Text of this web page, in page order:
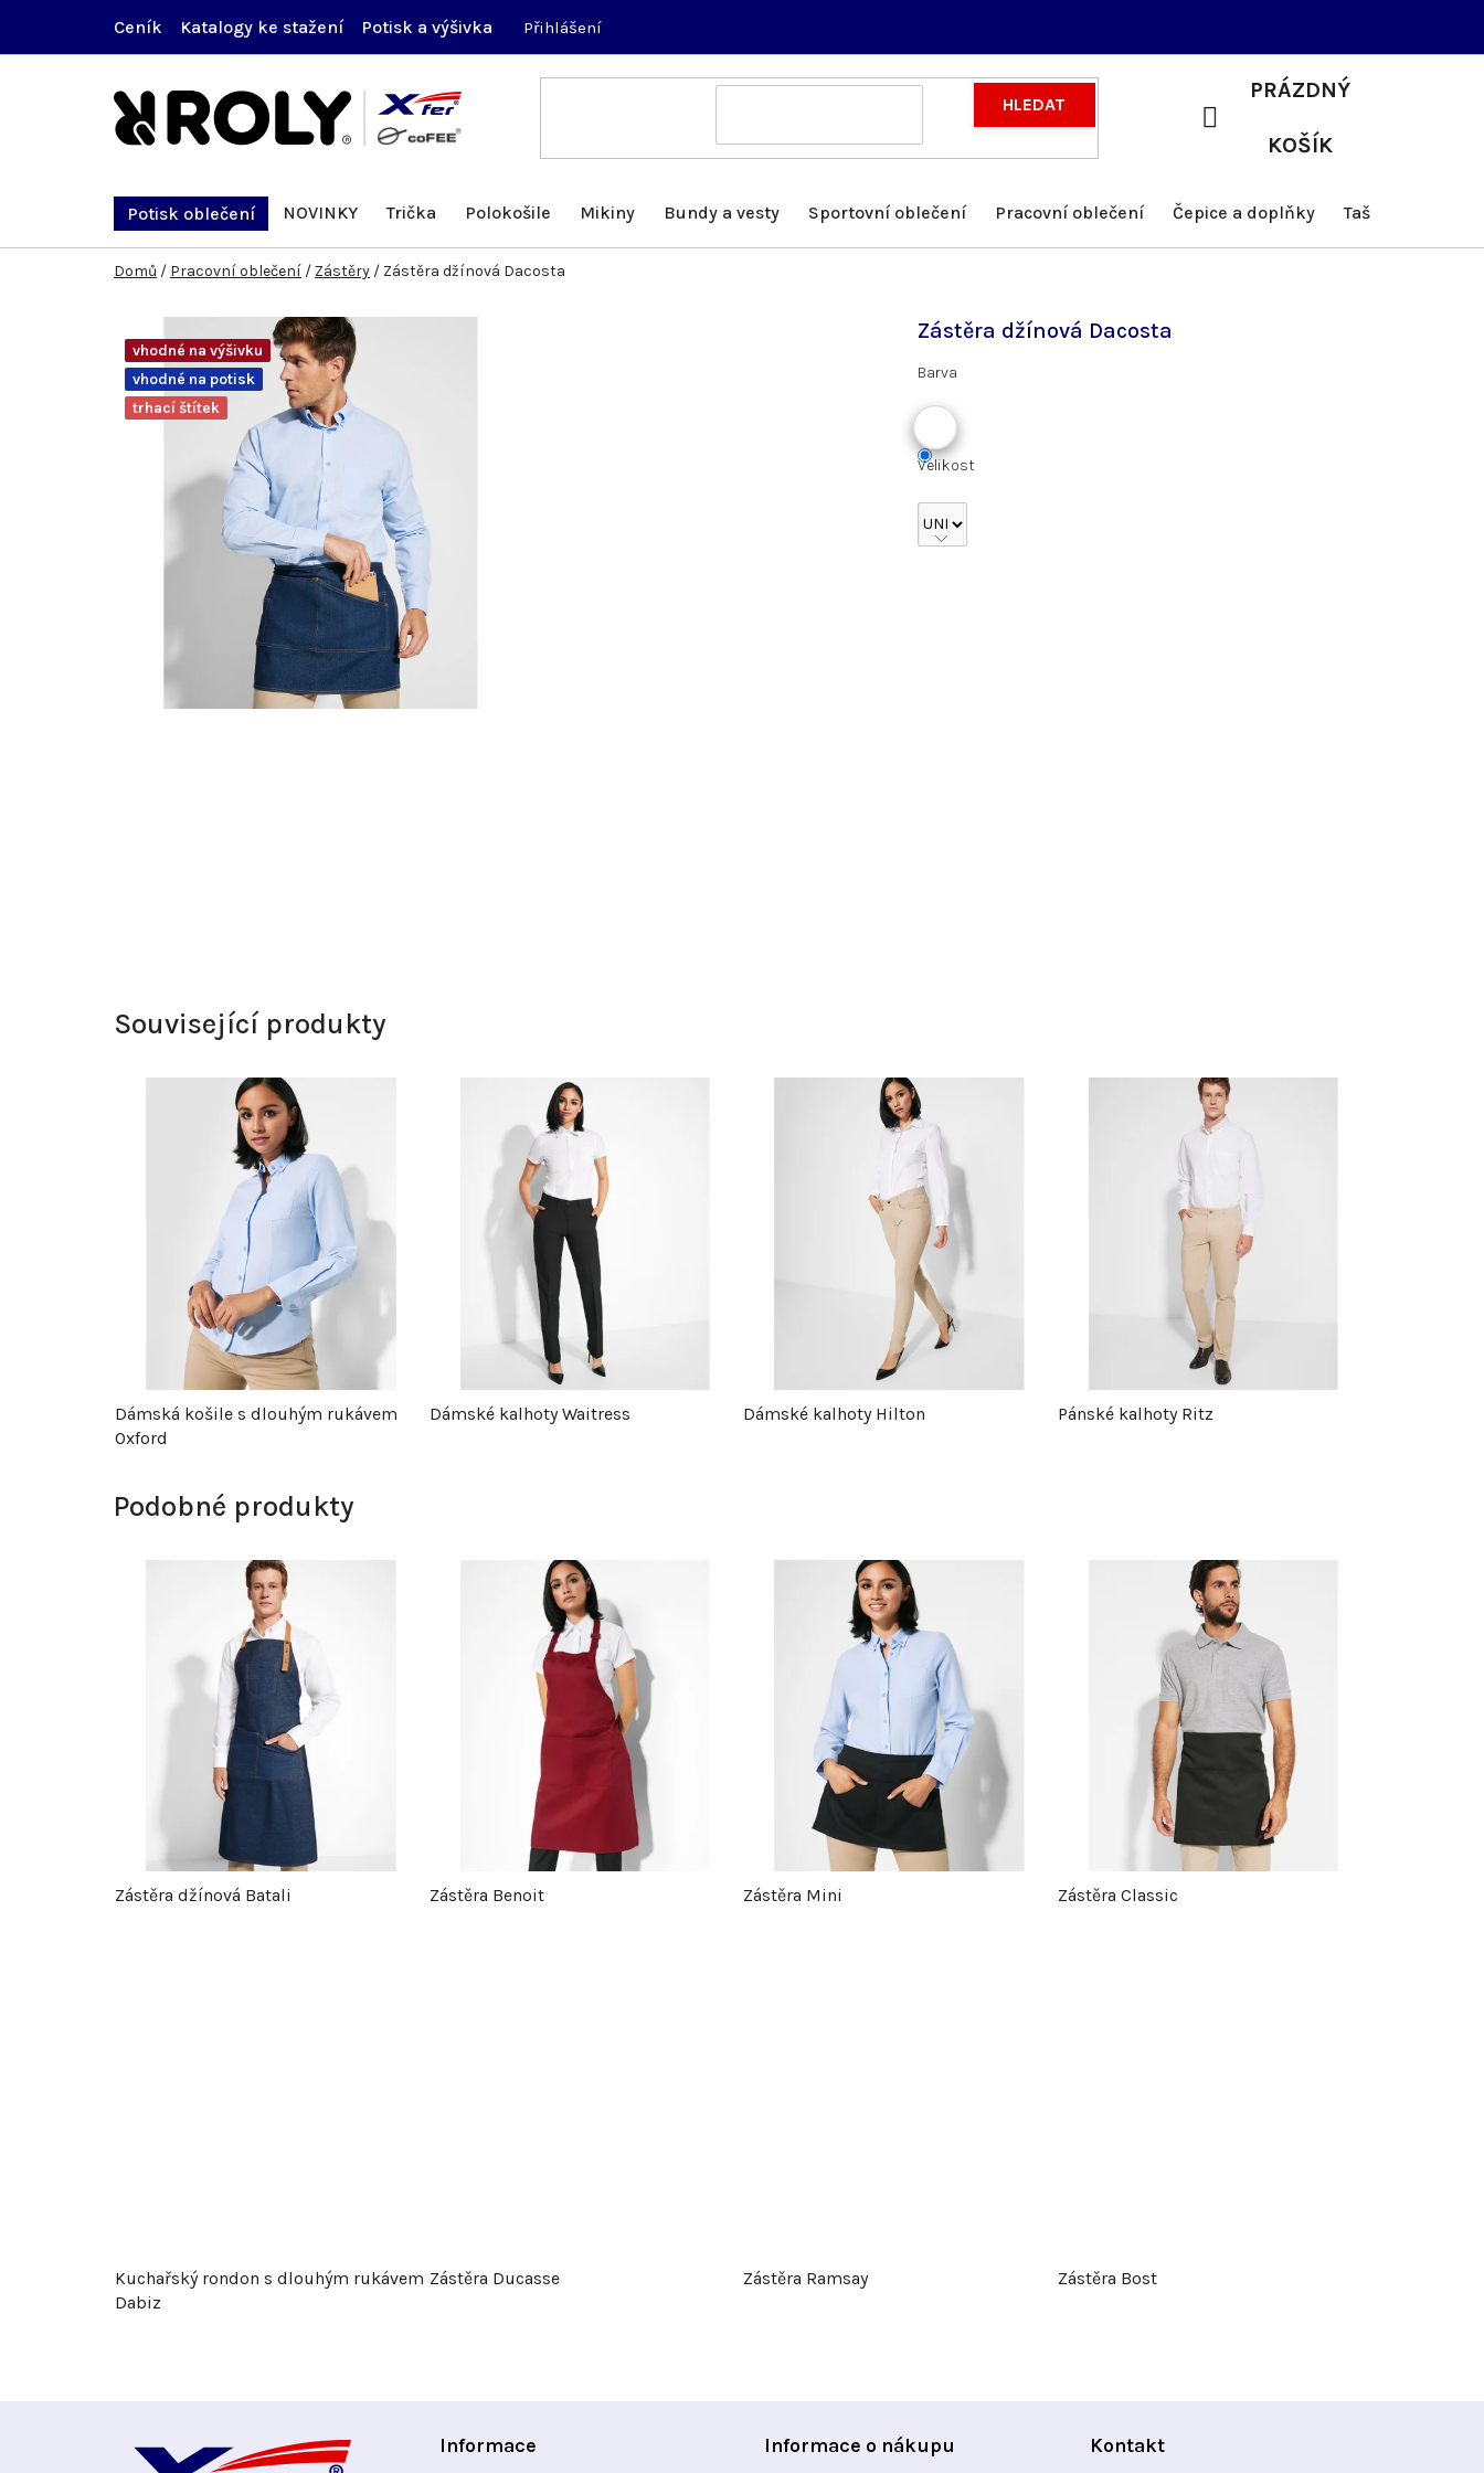
obsah
Ceník Katalogy ke stažení Potisk a výšivka Přihlášení
HLEDAT
NÁKUPNÍ
PRÁZDNÝ
KOŠÍK
Potisk oblečení NOVINKY Trička Polokošile Mikiny Bundy a vesty Sportovní oblečení Pracovní oblečení Čepice a doplňky Tašky a batohy
Domů / Pracovní oblečení / Zástěry / Zástěra džínová Dacosta
Zástěra džínová Dacosta
Barva
Velikost
vhodné na výšivku
vhodné na potisk
trhací štítek
Související produkty
Dámská košile s dlouhým rukávem
Oxford
Dámské kalhoty Waitress Dámské kalhoty Hilton Pánské kalhoty Ritz
Podobné produkty
Zástěra džínová Batali Zástěra Benoit Zástěra Mini Zástěra Classic
Kuchařský rondon s dlouhým rukávem
Dabiz
Zástěra Ducasse Zástěra Ramsay Zástěra Bost
Informace Informace o nákupu Kontakt